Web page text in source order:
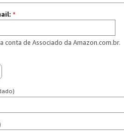
*
conta de Associado da Amazon.com.br.